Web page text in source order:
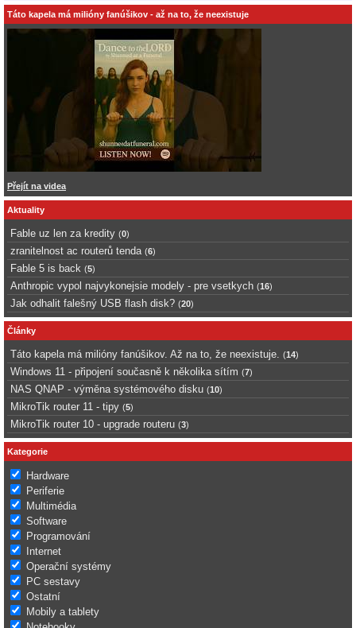
Táto kapela má milióny fanúšikov - až na to, že neexistuje
Přejít na videa
Aktuality
Fable uz len za kredity (0)
zranitelnost ac routerů tenda (6)
Fable 5 is back (5)
Anthropic vypol najvykonejsie modely - pre vsetkych (16)
Jak odhalit falešný USB flash disk? (20)
Články
Táto kapela má milióny fanúšikov. Až na to, že neexistuje. (14)
Windows 11 - připojení současně k několika sítím (7)
NAS QNAP - výměna systémového disku (10)
MikroTik router 11 - tipy (5)
MikroTik router 10 - upgrade routeru (3)
Kategorie
Hardware
Periferie
Multimédia
Software
Programování
Internet
Operační systémy
PC sestavy
Ostatní
Mobily a tablety